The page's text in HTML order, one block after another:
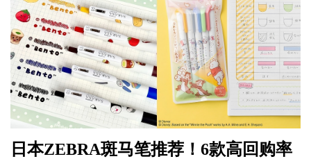
日本ZEBRA斑马笔推荐！6款高回购率